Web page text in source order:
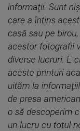
informaţii. Sunt
care a întins
casă sau pe
acestor fotografii
diverse lucruri. E
aceste printuri
uităm la
de presa
o să descoperim
un lucru cu totul